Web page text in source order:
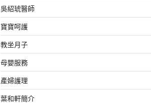
吳紹琥醫師
寶寶呵護
教坐月子
母嬰服務
產婦護理
葉和軒簡介